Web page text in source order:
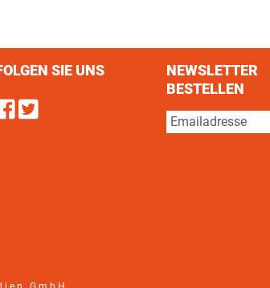
SIE UNS
Find us on Facebook
Follow us on Twitter
NEWSLETTER
BESTELLEN